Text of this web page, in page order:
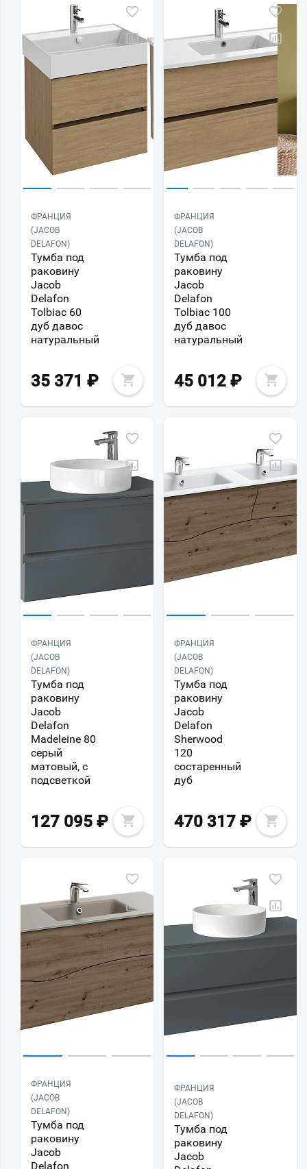
ФРАНЦИЯ
(JACOB
DELAFON)
Тумба под
раковину
Jacob
Delafon
Tolbiac 60
дуб давос
натуральный
35 371 ₽
ФРАНЦИЯ
(JACOB
DELAFON)
Тумба под
раковину
Jacob
Delafon
Tolbiac 100
дуб давос
натуральный
45 012 ₽
ФРАНЦИЯ
(JACOB
DELAFON)
Тумба под
раковину
Jacob
Delafon
Madeleine 80
серый
матовый, с
подсветкой
127 095 ₽
ФРАНЦИЯ
(JACOB
DELAFON)
Тумба под
раковину
Jacob
Delafon
Sherwood
120
состаренный
дуб
470 317 ₽
ФРАНЦИЯ
(JACOB
DELAFON)
Тумба под
раковину
Jacob
Delafon
ФРАНЦИЯ
(JACOB
DELAFON)
Тумба под
раковину
Jacob